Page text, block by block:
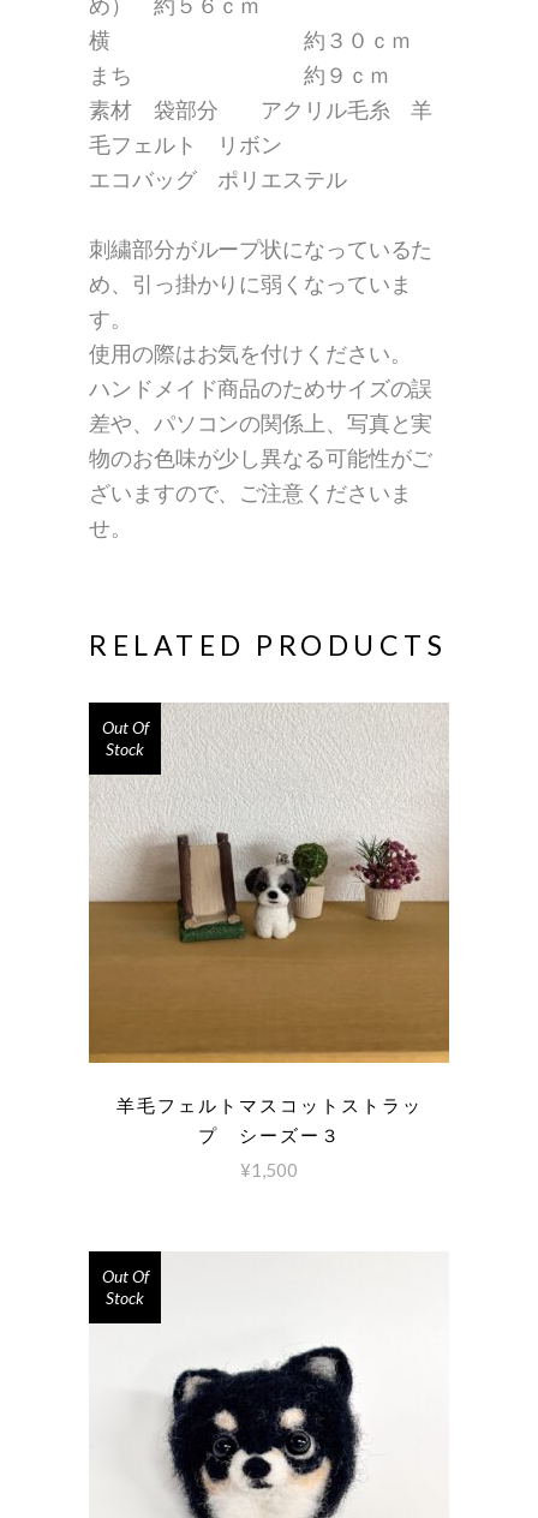
横 約３０ｃｍ
まち 約９ｃｍ
素材 袋部分 アクリル毛糸 羊
毛フェルト リボン
エコバッグ ポリエステル
刺繍部分がループ状になっているた
め、引っ掛かりに弱くなっていま
す。
使用の際はお気を付けください。
ハンドメイド商品のためサイズの誤
差や、パソコンの関係上、写真と実
物のお色味が少し異なる可能性がご
ざいますので、ご注意くださいま
せ。
RELATED PRODUCTS
Out Of
Stock
羊毛フェルトマスコットストラッ
プ シーズー３
¥1,500
Out Of
Stock